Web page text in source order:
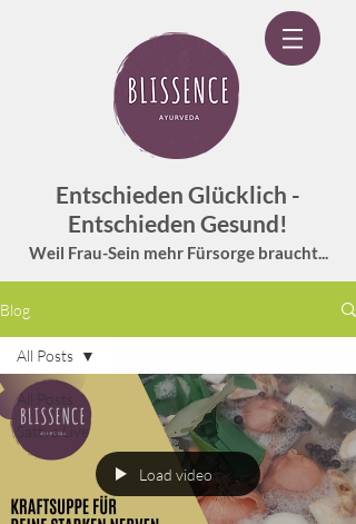
Entschieden Glücklich -
Entschieden Gesund!
Weil Frau-Sein mehr Fürsorge braucht...
Blog
All Posts
Sattva Live
All Posts
Load video